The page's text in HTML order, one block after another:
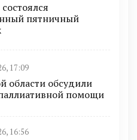
пятничный
17:09
области обсудили
помощи
16:56